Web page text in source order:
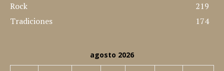
Rock
219
Tradiciones
174
agosto 2026